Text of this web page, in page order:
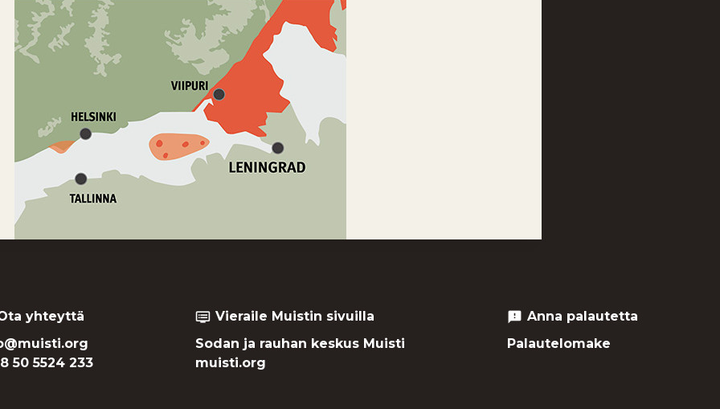
yhteyttä
50 5524 233
dvr Vieraile Muistin sivuilla
Sodan ja rauhan keskus Muisti
muisti.org
feedback Anna palautetta
Palautelomake